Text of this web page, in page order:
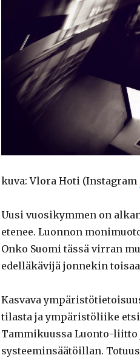
kuva: Vlora Hoti (Instagram
Uusi vuosikymmen on
etenee. Luonnon
Onko Suomi tässä virran
edelläkävijä jonnekin
Kasvava
tilasta ja ympäristöliike
Tammikuussa Luonto-liitto
systeeminsäätöillan.